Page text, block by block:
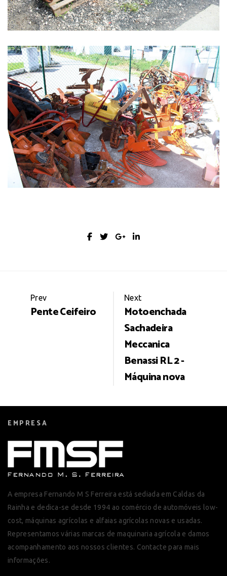
Portfolio
Prev
Pente Ceifeiro
Next
Motoenchada
Sachadeira
Meccanica
Benassi RL 2 -
Máquina nova
EMPRESA
A empresa Fernando M S Ferreira está sediada em Caldas da
Rainha e dedica-se desde 1994 ao comércio de automóveis low-
cost, máquinas agrícolas e alfaias agrícolas novas e usadas.
Representamos várias marcas de maquinaria agrícola e damos
acompanhamento aos nossos clientes. Contacte para mais
informações.